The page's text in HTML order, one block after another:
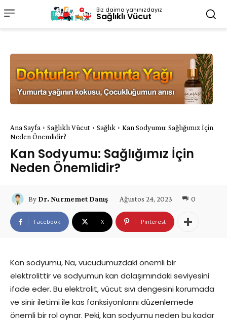
Biz daima yanınızdayız
Sağlıklı Vücut
Ana Sayfa Sağlıklı Vücut Sağlık
Kan Sodyumu: Sağlığımız İçin
Neden Önemlidir?
Kan Sodyumu: Sağlığımız İçin
Neden Önemlidir?
By Dr. Nurmemet Danış Ağustos 24, 2023 0
Facebook X Pinterest
Kan sodyumu, Na, vücudumuzdaki önemli bir
elektrolittir ve sodyumun kan dolaşımındaki seviyesini
ifade eder. Bu elektrolit, vücut sıvı dengesini korumada
ve sinir iletimi ile kas fonksiyonlarını düzenlemede
önemli bir rol oynar. Peki, kan sodyumu neden bu kadar